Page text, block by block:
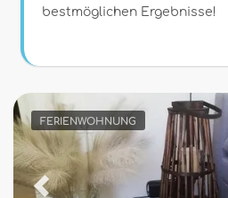
Bedingungen
Entfernungen
bestmöglichen Ergebnisse!
FERIENWOHNUNG
Previous